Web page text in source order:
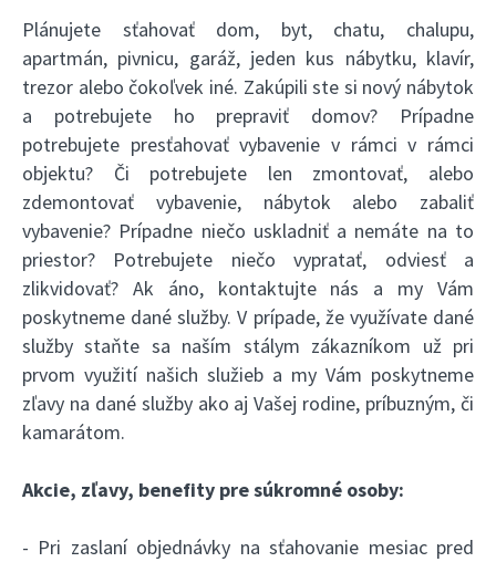
KONTAKT
Plánujete sťahovať dom, byt, chatu, chalupu,
apartmán, pivnicu, garáž, jeden kus nábytku, klavír,
trezor alebo čokoľvek iné. Zakúpili ste si nový nábytok
a potrebujete ho prepraviť domov? Prípadne
potrebujete presťahovať vybavenie v rámci v rámci
objektu? Či potrebujete len zmontovať, alebo
zdemontovať vybavenie, nábytok alebo zabaliť
vybavenie? Prípadne niečo uskladniť a nemáte na to
priestor? Potrebujete niečo vypratať, odviesť a
zlikvidovať? Ak áno, kontaktujte nás a my Vám
poskytneme dané služby. V prípade, že využívate dané
služby staňte sa naším stálym zákazníkom už pri
prvom využití našich služieb a my Vám poskytneme
zľavy na dané služby ako aj Vašej rodine, príbuzným, či
kamarátom.
Akcie, zľavy, benefity pre súkromné osoby:
- Pri zaslaní objednávky na sťahovanie mesiac pred